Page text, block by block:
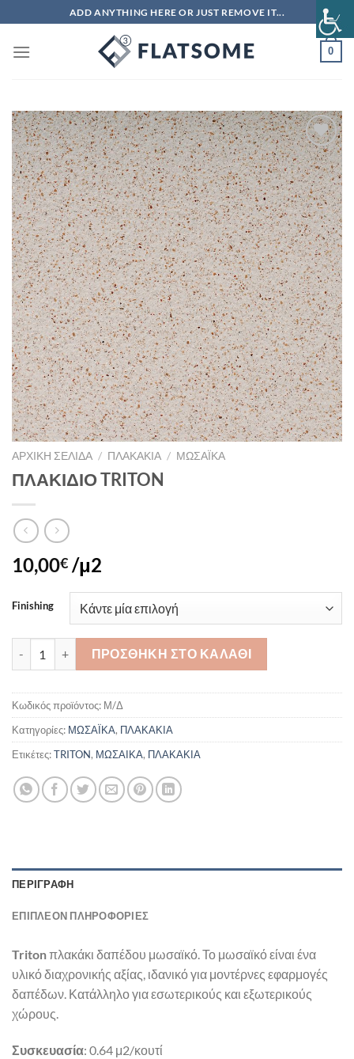
στο
περιεχόμενο
ADD ANYTHING HERE OR JUST REMOVE IT...
0
Πρόσθήκη
στην λίστα
επιθυμιών
ΑΡΧΙΚΉ ΣΕΛΊΔΑ / ΠΛΑΚΑΚΙΑ / ΜΩΣΑΪΚΑ
ΠΛΑΚΙΔΙΟ TRITON
10,00€ /μ2
Finishing
ΠΛΑΚΙΔΙΟ TRITON ποσότητα
ΠΡΟΣΘΉΚΗ ΣΤΟ ΚΑΛΆΘΙ
Κωδικός προϊόντος: Μ/Δ
Κατηγορίες: ΜΩΣΑΪΚΑ, ΠΛΑΚΑΚΙΑ
Ετικέτες:TRITON, ΜΩΣΑΙΚΑ, ΠΛΑΚΑΚΙΑ
ΠΕΡΙΓΡΑΦΉ
ΕΠΙΠΛΈΟΝ ΠΛΗΡΟΦΟΡΊΕΣ
Tritonπλακάκι δαπέδου μωσαϊκό. Το μωσαϊκό είναι ένα
υλικό διαχρονικής αξίας, ιδανικό για μοντέρνες εφαρμογές
δαπέδων. Κατάλληλο για εσωτερικούς και εξωτερικούς
χώρους.
Συσκευασία: 0.64 μ2/κουτί